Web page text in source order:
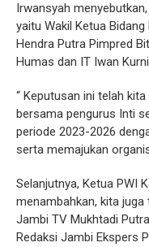
Irwansyah
yaitu Wakil Ketua
Hendra Putra Pimpred
Humas dan IT Iwan
“ Keputusan ini telah
bersama pengurus Inti
periode 2023-2026
serta memajukan
Selanjutnya, Ketua PWI
menambahkan, kita
Jambi TV Mukhtadi
Redaksi Jambi Ekspers